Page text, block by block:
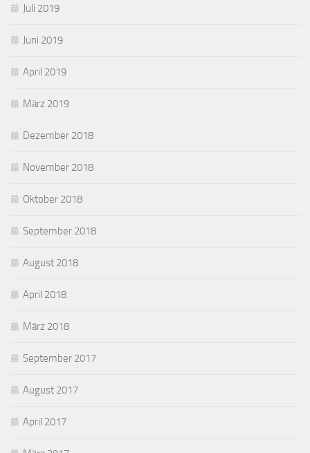
Juli 2019
Juni 2019
April 2019
März 2019
Dezember 2018
November 2018
Oktober 2018
September 2018
August 2018
April 2018
März 2018
September 2017
August 2017
April 2017